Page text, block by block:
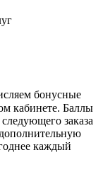
бонусные
кабинете. Баллы
заказа
каждый